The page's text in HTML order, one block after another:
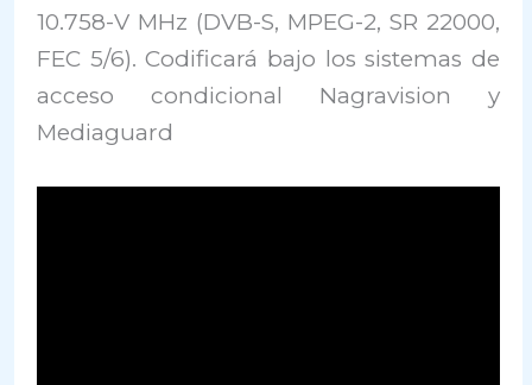
10.758-V MHz (DVB-S, MPEG-2, SR 22000,
FEC 5/6). Codificará bajo los sistemas de
acceso condicional Nagravision y
Mediaguard